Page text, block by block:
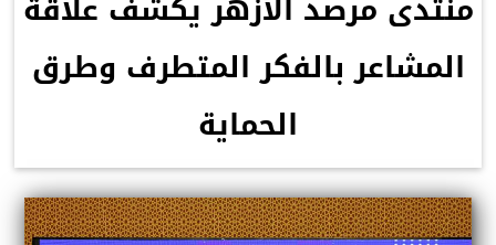
المشاعر بالفكر المتطرف وطرق
الحماية